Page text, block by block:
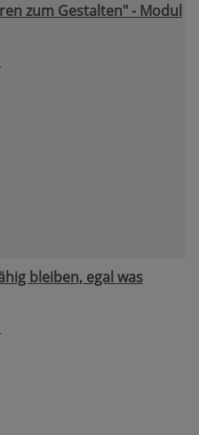
zum Gestalten" - Modul
bleiben, egal was